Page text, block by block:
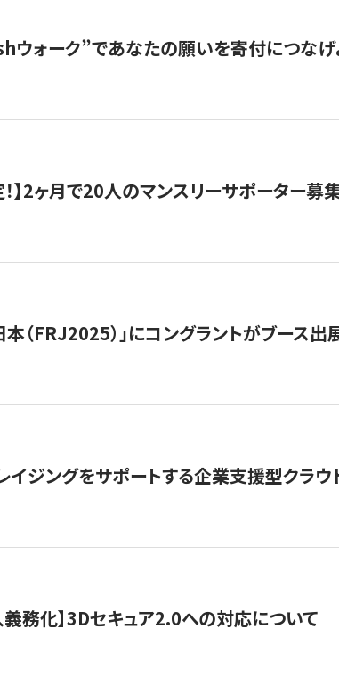
ウォーク”であなたの願いを寄付につなげ
】2ヶ月で20人のマンスリーサポーター募
本（FRJ2025）」にコングラントがブース
ジングをサポートする企業支援型クラウ
務化】3Dセキュア2.0への対応について